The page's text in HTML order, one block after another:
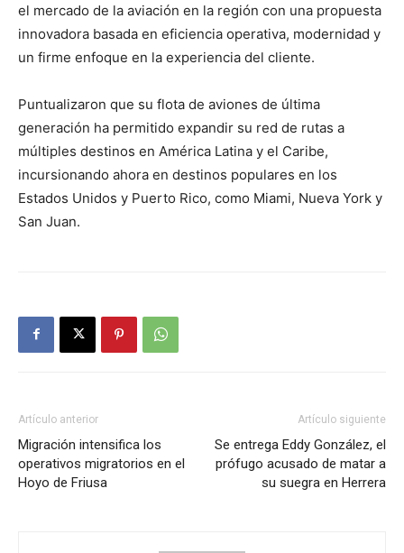
el mercado de la aviación en la región con una propuesta
innovadora basada en eficiencia operativa, modernidad y
un firme enfoque en la experiencia del cliente.
Puntualizaron que su flota de aviones de última
generación ha permitido expandir su red de rutas a
múltiples destinos en América Latina y el Caribe,
incursionando ahora en destinos populares en los
Estados Unidos y Puerto Rico, como Miami, Nueva York y
San Juan.
Artículo anterior
Migración intensifica los
operativos migratorios en el
Hoyo de Friusa
Artículo siguiente
Se entrega Eddy González, el
prófugo acusado de matar a
su suegra en Herrera